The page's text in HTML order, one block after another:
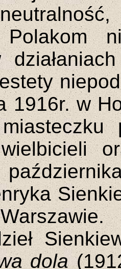
Polakom
1916r. w
wielbicieli
dola